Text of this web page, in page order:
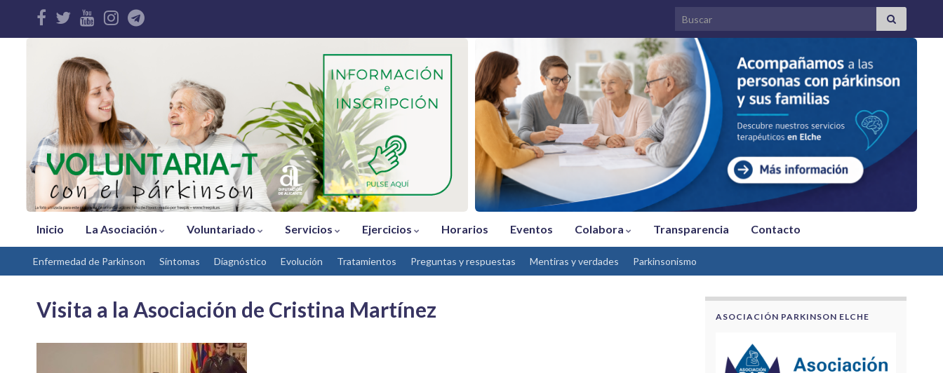
Search for:
Inicio La Asociación Voluntariado Servicios Ejercicios Horarios Eventos Colabora Transparencia Contacto
Enfermedad de Parkinson Síntomas Díagnóstico Evolución Tratamientos Preguntas y respuestas Mentiras y verdades Parkinsonismo
Visita a la Asociación de Cristina Martínez ASOCIACIÓN PARKINSON ELCHE